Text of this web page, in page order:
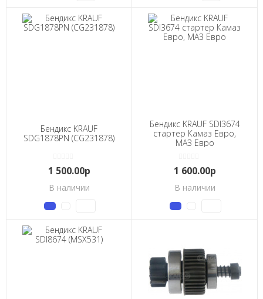
Бендикс KRAUF
SDG1878PN (CG231878)
1 500.00р
В наличии
Бендикс KRAUF SDI3674
стартер Камаз Евро,
МАЗ Евро
1 600.00р
В наличии